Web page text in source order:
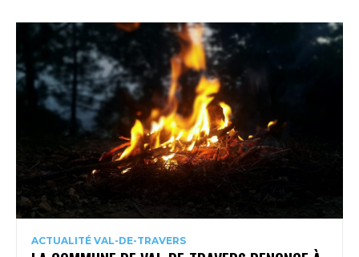
ACTUALITÉ VAL-DE-TRAVERS